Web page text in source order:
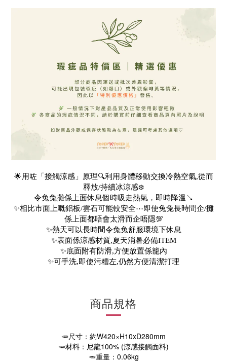
🌟用咗「接觸涼感」原理🔍利用身體移動交換冷熱空氣,從而
釋放/持續冰涼感❄️
令兔兔攤係上面休息個時吸走熱氣，即時降溫↘️
✨相比市面上嘅鋁板/雲石可能較安全⋯即使兔兔長時間企/攤
係上面都唔會太滑而企唔隱💯
✨熱天可以長時間令兔兔舒服環境下休息
✨表面係涼感材質,夏天消暑必備ITEM
✨底面附有防滑,方便放置係籠內
✨可手洗,即使污糟左,仍然方便清潔打理
商品規格
🥕尺寸：約W420×H10xD280mm
🥕材料：尼龍100% (涼感接觸面料)
🥕重量：0.06kg